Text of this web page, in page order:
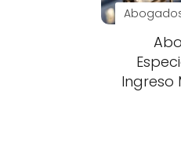
Ingreso